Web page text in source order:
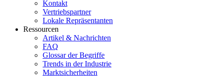
Kontakt
Vertriebspartner
Lokale Repräsentanten
Ressourcen
Artikel & Nachrichten
FAQ
Glossar der Begriffe
Trends in der Industrie
Marktsicherheiten